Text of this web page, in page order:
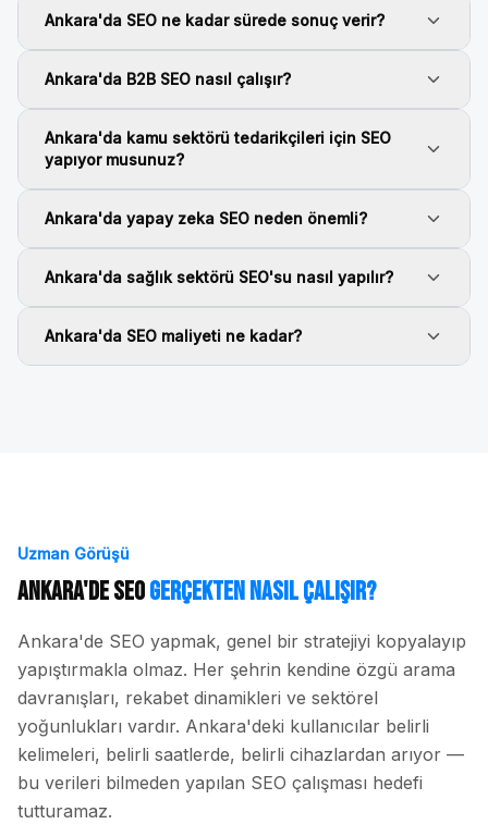
Ankara'da SEO ne kadar sürede sonuç verir?
Ankara'da B2B SEO nasıl çalışır?
Ankara'da kamu sektörü tedarikçileri için SEO
yapıyor musunuz?
Ankara'da yapay zeka SEO neden önemli?
Ankara'da sağlık sektörü SEO'su nasıl yapılır?
Ankara'da SEO maliyeti ne kadar?
Uzman Görüşü
Ankara'de SEOGerçekten Nasıl Çalışır?
Ankara'de SEO yapmak, genel bir stratejiyi kopyalayıp
yapıştırmakla olmaz. Her şehrin kendine özgü arama
davranışları, rekabet dinamikleri ve sektörel
yoğunlukları vardır. Ankara'deki kullanıcılar belirli
kelimeleri, belirli saatlerde, belirli cihazlardan arıyor —
bu verileri bilmeden yapılan SEO çalışması hedefi
tutturamaz.